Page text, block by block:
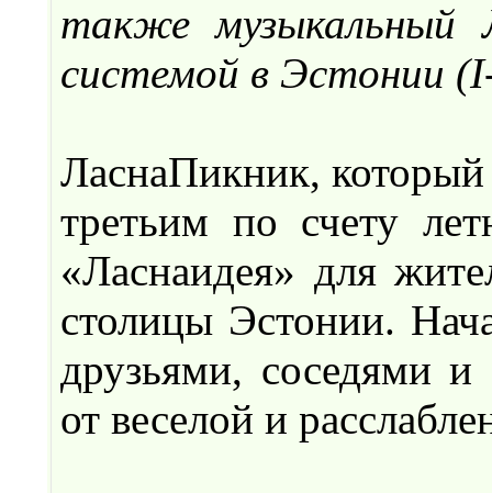
также музыкальный
системой в Эстонии
ЛаснаПикник, который
третьим по счету
«Ласнаидея» для
столицы Эстонии.
друзьями, соседями и
от веселой и